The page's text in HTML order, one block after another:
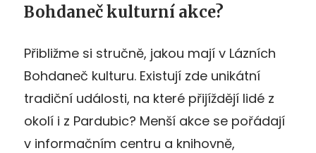
Bohdaneč kulturní akce?
Přibližme si stručně, jakou mají v Lázních
Bohdaneč kulturu. Existují zde unikátní
tradiční události, na které přijíždějí lidé z
okolí i z Pardubic? Menší akce se pořádají
v informačním centru a knihovně,